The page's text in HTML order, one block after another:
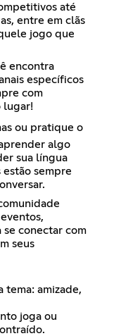
até
entre em clãs
jogo que
encontra
específicos
com
lugar!
ou pratique o
algo
sua língua
estão sempre
se conectar com
seus
tema: amizade,
joga ou